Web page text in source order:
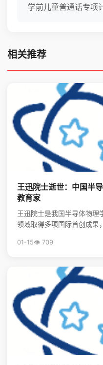
学前儿童普通话专项
相关推荐
王迅院士逝世：中国半
教育家
王迅院士是我国半导体物理
领域取得多项国际首创成果
01-15👁️ 709